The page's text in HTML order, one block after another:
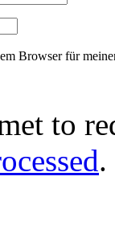
Browser für
to
.